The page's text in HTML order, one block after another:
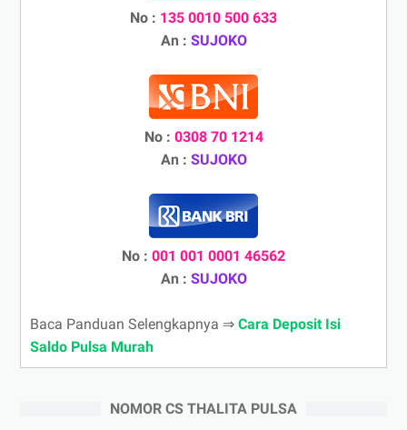
No : 135 0010 500 633
An : SUJOKO
No : 0308 70 1214
An : SUJOKO
No : 001 001 0001 46562
An : SUJOKO
Baca Panduan Selengkapnya ⇒ Cara Deposit Isi
Saldo Pulsa Murah
NOMOR CS THALITA PULSA